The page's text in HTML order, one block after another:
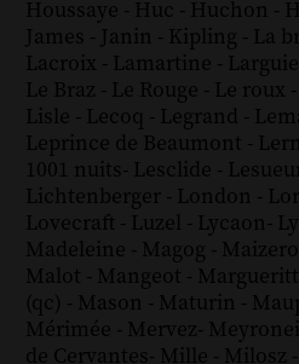
Houssaye - Huc - Huchon -
James - Janin - Kipling - La
Lacroix - Lamartine -
Le Braz - Le Rouge - Le roux -
Lisle - Lecoq - Legrand -
Leprince de Beaumont -
1001 nuits- Lesclide - Lesueur
Lichtenberger - London -
Lovecraft - Luzel - Lycaon-
Madeleine - Magog -
Malot - Mangeot -
(qc) - Mason - Maturin -
Mérimée - Mervez-
de Cervantes- Mille - Milosz -